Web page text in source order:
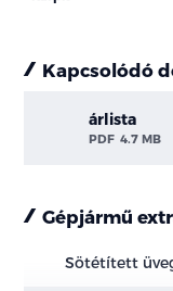
Kapcsolódó
árlista
PDF 4.7 MB
Gépjármű
Sötétített